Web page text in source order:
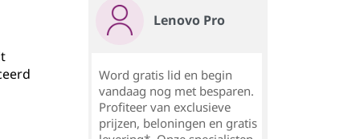
Lenovo Pro
Word gratis lid en begin
vandaag nog met besparen.
Profiteer van exclusieve
prijzen, beloningen en gratis